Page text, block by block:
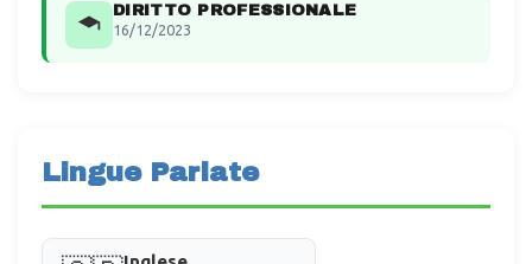
DIRITTO PROFESSIONALE
16/12/2023
Lingue Parlate